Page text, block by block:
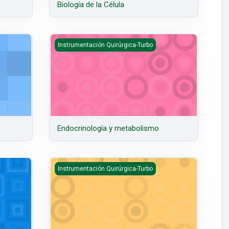
Biología de la Célula
Endocrinología y metabolismo
Instrumentación Quirúrgica-Turbo
Endocrinología y metabolismo
Gastroenterología y Nutrición
Instrumentación Quirúrgica-Turbo